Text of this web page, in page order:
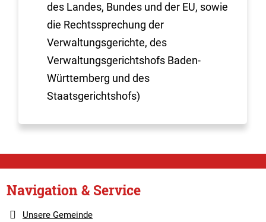
des Landes, Bundes und der EU, sowie
die Rechtssprechung der
Verwaltungsgerichte, des
Verwaltungsgerichtshofs Baden-
Württemberg und des
Staatsgerichtshofs)
Navigation & Service
Unsere Gemeinde